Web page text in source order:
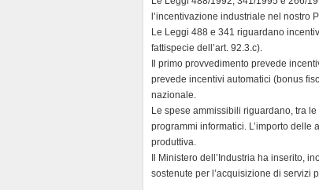
l’incentivazione industriale nel nostro
Le Leggi 488 e 341 riguardano
fattispecie dell’art. 92.3.c).
Il primo provvedimento prevede
prevede incentivi automatici (bonus
nazionale.
Le spese ammissibili riguardano, tra
programmi informatici. L’importo delle
produttiva.
Il Ministero dell’Industria ha inserito,
sostenute per l’acquisizione di servizi